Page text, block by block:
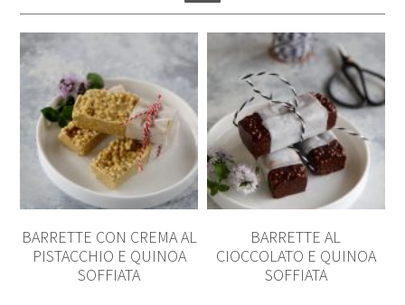
BARRETTE CON CREMA AL
PISTACCHIO E QUINOA
SOFFIATA
BARRETTE AL
CIOCCOLATO E QUINOA
SOFFIATA